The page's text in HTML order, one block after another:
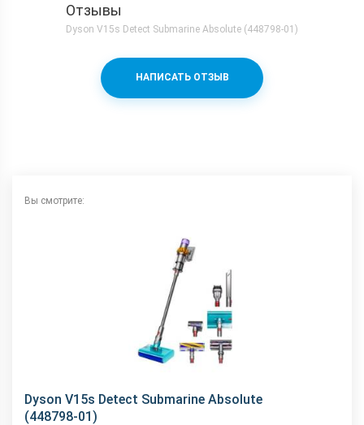
Отзывы
Dyson V15s Detect Submarine Absolute (448798-01)
НАПИСАТЬ ОТЗЫВ
Вы смотрите:
Dyson V15s Detect Submarine Absolute
(448798-01)